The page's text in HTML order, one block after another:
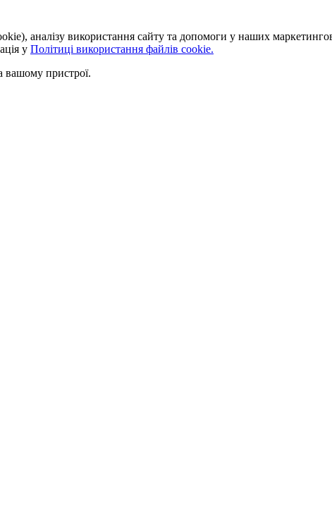
аналізу використання сайту та допомоги у наших
у Політиці використання файлів cookie.
вашому пристрої.